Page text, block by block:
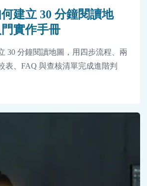
建立 30 分鐘閱讀地
實作手冊
30 分鐘閱讀地圖，用四步流程、兩
表、FAQ 與查核清單完成進階判